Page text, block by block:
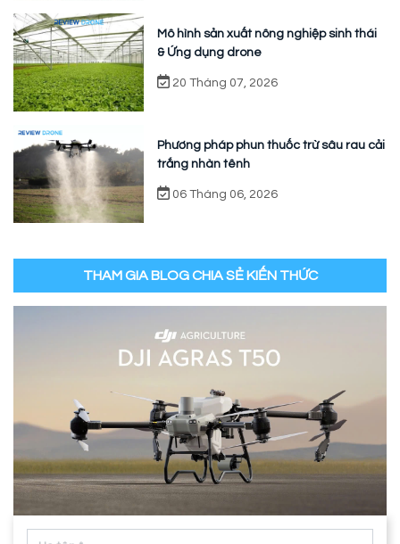
Mô hình sản xuất nông nghiệp sinh thái
& Ứng dụng drone
20 Tháng 07, 2026
Phương pháp phun thuốc trừ sâu rau cải
trắng nhàn tênh
06 Tháng 06, 2026
THAM GIA BLOG CHIA SẺ KIẾN THỨC